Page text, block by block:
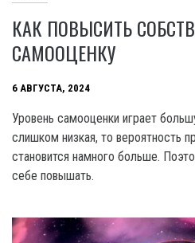
КАК ПОВЫСИТЬ
САМООЦЕНКУ
6 АВГУСТА, 2024
Уровень самооценки играет
слишком низкая, то вероятность
становится намного больше.
себе повышать.